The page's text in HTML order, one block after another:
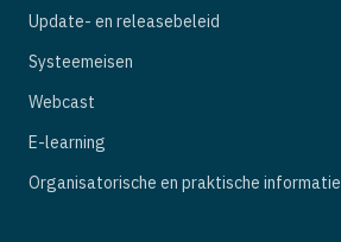
Update- en releasebeleid
Systeemeisen
Webcast
E-learning
Organisatorische en praktische informatie